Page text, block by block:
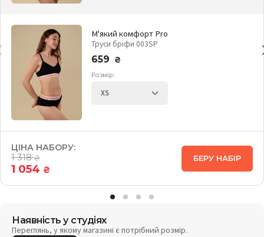
М'який комфорт Pro
Труси бріфи 003SP
659
₴
Розмір:
ЦІНА НАБОРУ:
1 318₴
1 054 ₴
БЕРУ НАБІР
Наявність у студіях
Переглянь, у якому магазині є потрібний розмір.